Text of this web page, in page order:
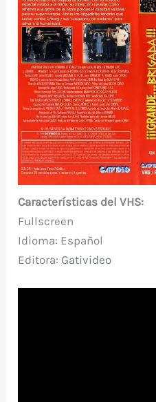
Características del VHS:
Fullscreen
Idioma: Español
Editora: Gativideo